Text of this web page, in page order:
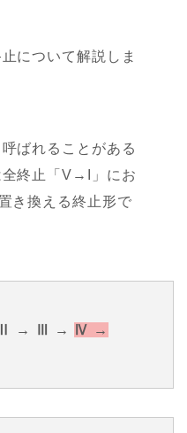
について解説しま
ばれることがある
全終止「V→I」にお
き換える終止形で
Ⅱ → Ⅲ →
Ⅳ →